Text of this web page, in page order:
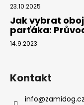
23.10.2025
Jak vybrat
parťáka:
14.9.2023
Kontakt
info@zamidog.cz